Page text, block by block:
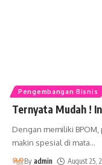
Pengembangan Bisnis
Ternyata Mudah !
Dengan memiliki
makin spesial di mata…
By admin August 25,